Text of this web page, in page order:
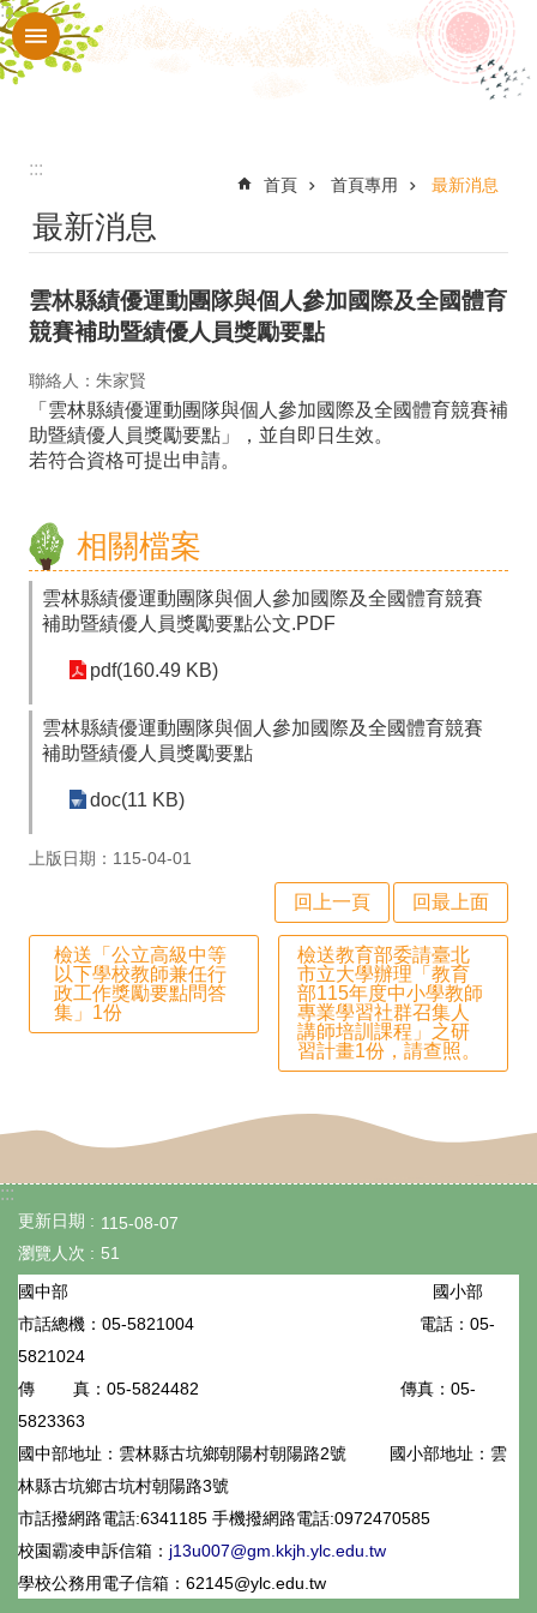
跳到主要內容區塊
進
認
校
入
口
網
站
政
政
行
區
位
學
習
資
檔
案
下
載
課
:::
:::
首頁 首頁專用 最新消息
最新消息
雲林縣績優運動團隊與個人參加國際及全國體育
競賽補助暨績優人員獎勵要點
聯絡人：朱家賢
「雲林縣績優運動團隊與個人參加國際及全國體育競賽補
助暨績優人員獎勵要點」，並自即日生效。
若符合資格可提出申請。
相關檔案
雲林縣績優運動團隊與個人參加國際及全國體育競賽
補助暨績優人員獎勵要點公文.PDF
pdf(160.49 KB)
雲林縣績優運動團隊與個人參加國際及全國體育競賽
補助暨績優人員獎勵要點
doc(11 KB)
上版日期：115-04-01
回上一頁 回最上面
檢送「公立高級中等
以下學校教師兼任行
政工作獎勵要點問答
集」1份
檢送教育部委請臺北
市立大學辦理「教育
部115年度中小學教師
專業學習社群召集人
講師培訓課程」之研
習計畫1份，請查照。
:::
更新日期
115-08-07
瀏覽人次
51
國中部 國小部
市話總機： 05-5821004
電話：05-
5821024
傳 真： 05-5824482
傳真：05-
5823363
國中部地址：雲林縣古坑鄉朝陽村朝陽路2號
國小部地址：雲
林縣古坑鄉古坑村朝陽路3號
市話撥網路電話:6341185 手機撥網路電話:0972470585
校園霸凌申訴信箱： j13u007@gm.kkjh.ylc.edu.tw
學校公務用電子信箱：62145@ylc.edu.tw